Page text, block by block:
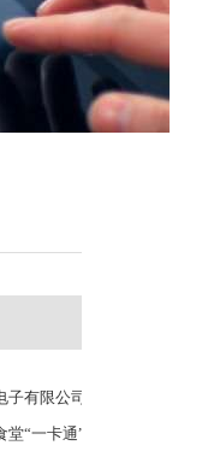
有限公司建设智
“一卡通”系统